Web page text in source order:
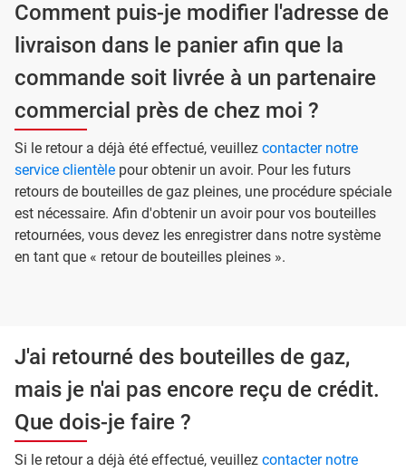
Comment puis-je modifier l'adresse de
livraison dans le panier afin que la
commande soit livrée à un partenaire
commercial près de chez moi ?
Si le retour a déjà été effectué, veuillez contacter notre
service clientèle pour obtenir un avoir. Pour les futurs
retours de bouteilles de gaz pleines, une procédure spéciale
est nécessaire. Afin d'obtenir un avoir pour vos bouteilles
retournées, vous devez les enregistrer dans notre système
en tant que « retour de bouteilles pleines ».
J'ai retourné des bouteilles de gaz,
mais je n'ai pas encore reçu de crédit.
Que dois-je faire ?
Si le retour a déjà été effectué, veuillez contacter notre